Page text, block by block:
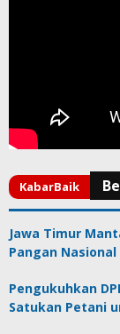
Jawa Timur
Pangan Nasional
Pengukuhkan
Satukan Petani